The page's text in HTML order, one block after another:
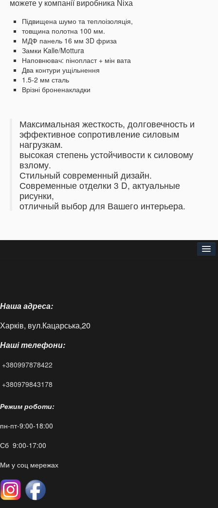
можете у компанії виробника Nixa
Підвищена шумо та теплоізоляція,
товщина полотна 100 мм.
МДФ панель 16 мм 3D фриза
Замки Kalle/Mottura
Наповнювач: пінопласт + мін вата
Два контури ущільнення
1.5-2 мм сталь
Врізні броненакладки
Максимальная жесткость, долговечность и
эффективное сопротивление силовым
нагрузкам.
высокая степень устойчивости к силовому
взлому.
Стильный современный дизайн.
Современные отделки 3 D, актуальные
рисунки,
отличный выбор для Вашего интерьера.
Доставка і оплата
Контакти
Статті
FAQ
Наша адреса:
Харків, вул.Кацарська,20
Наші телефони:
+380997878422
+380979843178
Режим роботи:
пн-пт-9:00-18:00
Сб 9:00-17:00
Ми у соц мережах